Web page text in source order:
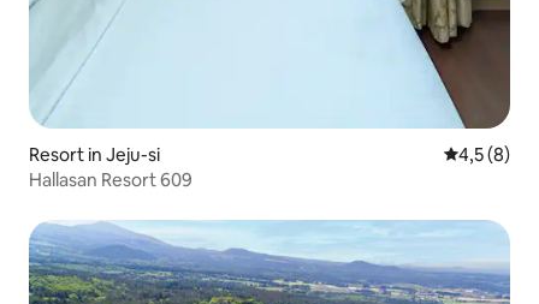
Resort in Jeju-si
4,5 (8)
Hallasan Resort 609